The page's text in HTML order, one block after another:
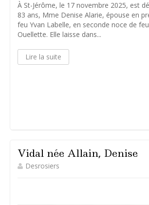
À St-Jérôme, le 17 novembre 2025, est
83 ans, Mme Denise Alarie, épouse en
feu Yvan Labelle, en seconde noce de
Ouellette. Elle laisse dans...
Lire la suite
Vidal née Allain, Denise
Desrosiers